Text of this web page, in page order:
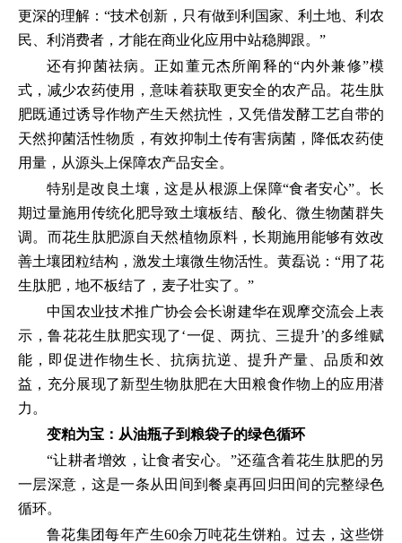
更深的理解：“技术创新，只有做到利国家、利土地、利农
民、利消费者，才能在商业化应用中站稳脚跟。”
还有抑菌祛病。正如董元杰所阐释的“内外兼修”模
式，减少农药使用，意味着获取更安全的农产品。花生肽
肥既通过诱导作物产生天然抗性，又凭借发酵工艺自带的
天然抑菌活性物质，有效抑制土传有害病菌，降低农药使
用量，从源头上保障农产品安全。
特别是改良土壤，这是从根源上保障“食者安心”。长
期过量施用传统化肥导致土壤板结、酸化、微生物菌群失
调。而花生肽肥源自天然植物原料，长期施用能够有效改
善土壤团粒结构，激发土壤微生物活性。黄磊说：“用了花
生肽肥，地不板结了，麦子壮实了。”
中国农业技术推广协会会长谢建华在观摩交流会上表
示，鲁花花生肽肥实现了‘一促、两抗、三提升’的多维赋
能，即促进作物生长、抗病抗逆、提升产量、品质和效
益，充分展现了新型生物肽肥在大田粮食作物上的应用潜
力。
变粕为宝：从油瓶子到粮袋子的绿色循环
“让耕者增效，让食者安心。”还蕴含着花生肽肥的另
一层深意，这是一条从田间到餐桌再回归田间的完整绿色
循环。
鲁花集团每年产生60余万吨花生饼粕。过去，这些饼